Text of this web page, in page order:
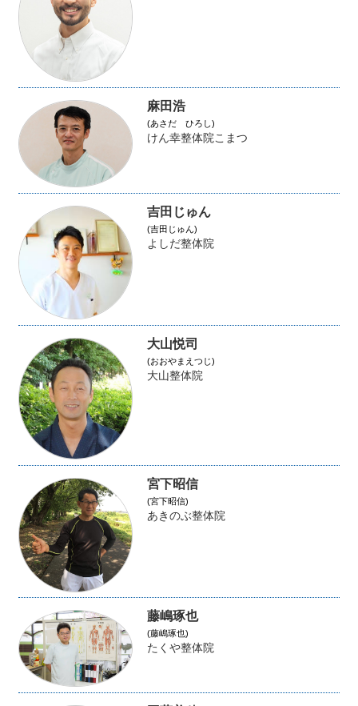
麻田浩
(あさだ ひろし)
けん幸整体院こまつ
吉田じゅん
(吉田じゅん)
よしだ整体院
大山悦司
(おおやまえつじ)
大山整体院
宮下昭信
(宮下昭信)
あきのぶ整体院
藤嶋琢也
(藤嶋琢也)
たくや整体院